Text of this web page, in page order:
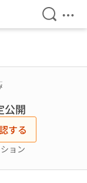
検索を
メ
公開
する
ョン